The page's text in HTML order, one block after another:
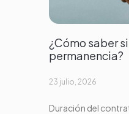
¿Cómo saber
permanencia?
23 julio, 2026
Duración del